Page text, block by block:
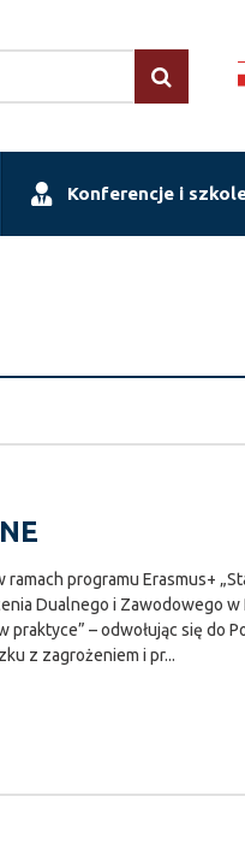
Konferencje i
programu Erasmus+
Dualnego i Zawodowego w
– odwołując się do
z zagrożeniem i pr...